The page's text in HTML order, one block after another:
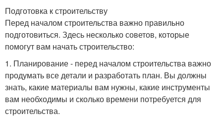
Подготовка к строительству
Перед началом строительства важно правильно
подготовиться. Здесь несколько советов, которые
помогут вам начать строительство:
1. Планирование - перед началом строительства важно
продумать все детали и разработать план. Вы должны
знать, какие материалы вам нужны, какие инструменты
вам необходимы и сколько времени потребуется для
строительства.